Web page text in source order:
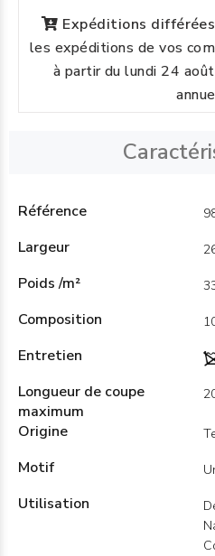
Expéditions
les expéditions de vos
à partir du lundi 24
Référence
Largeur
Poids /m²
Composition
Entretien
Longueur de coupe
maximum
Origine
Motif
Utilisation